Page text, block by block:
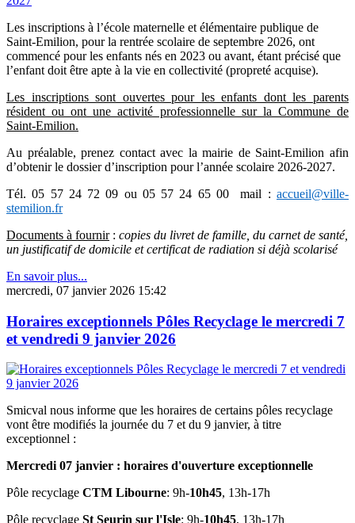
Les inscriptions à l’école maternelle et élémentaire publique de
Saint-Emilion, pour la rentrée scolaire de septembre 2026, ont
commencé pour les enfants nés en 2023 ou avant, étant précisé que
l’enfant doit être apte à la vie en collectivité (propreté acquise).
Les inscriptions sont ouvertes pour les enfants dont les parents
résident ou ont une activité professionnelle sur la Commune de
Saint-Emilion.
Au préalable, prenez contact avec la mairie de Saint-Emilion afin
d’obtenir le dossier d’inscription pour l’année scolaire 2026-2027.
Tél. 05 57 24 72 09 ou 05 57 24 65 00 mail : accueil@ville-
stemilion.fr
Documents à fournir: copies du livret de famille, du carnet de santé,
un justificatif de domicile et certificat de radiation si déjà scolarisé
En savoir plus...
mercredi, 07 janvier 2026 15:42
Horaires exceptionnels Pôles Recyclage le mercredi 7
et vendredi 9 janvier 2026
Smicval nous informe que les horaires de certains pôles recyclage
vont être modifiés la journée du 7 et du 9 janvier, à titre
exceptionnel :
Mercredi 07 janvier : horaires d'ouverture exceptionnelle
Pôle recyclage CTM Libourne: 9h-10h45, 13h-17h
Pôle recyclage St Seurin sur l'Isle: 9h-10h45, 13h-17h